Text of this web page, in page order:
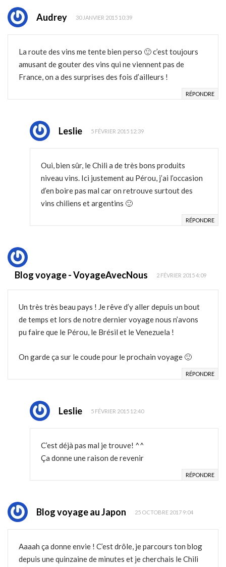
Audrey 30 JANVIER 2015 10:39
La route des vins me tente bien perso 🙂 c’est toujours
amusant de gouter des vins qui ne viennent pas de
France, on a des surprises des fois d’ailleurs !
RÉPONDRE
Leslie 5 FÉVRIER 2015 12:39
Oui, bien sûr, le Chili a de très bons produits
niveau vins. Ici justement au Pérou, j’ai l’occasion
d’en boire pas mal car on retrouve surtout des
vins chiliens et argentins 🙂
RÉPONDRE
Blog voyage - VoyageAvecNous 2 FÉVRIER 2015 4:09
Un très très beau pays ! Je rêve d’y aller depuis un bout
de temps et lors de notre dernier voyage nous n’avons
pu faire que le Pérou, le Brésil et le Venezuela !
On garde ça sur le coude pour le prochain voyage 🙂
RÉPONDRE
Leslie 5 FÉVRIER 2015 12:40
C’est déjà pas mal je trouve! ^^
Ça donne une raison de revenir
RÉPONDRE
Blog voyage au Japon 25 OCTOBRE 2017 9:04
Aaaah ça donne envie ! C’est drôle, je parcours ton blog
depuis une quinzaine de minutes et je cherchais le Chili